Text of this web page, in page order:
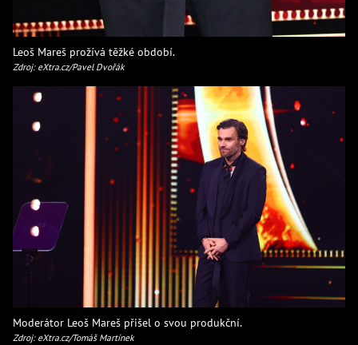
Leoš Mareš prožívá těžké období.
Zdroj: eXtra.cz/Pavel Dvořák
Moderátor Leoš Mareš přišel o svou produkční.
Zdroj: eXtra.cz/Tomáš Martínek